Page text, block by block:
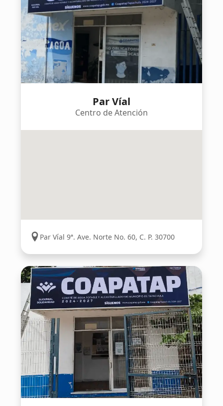
Par Víal
Centro de Atención
Par Víal 9ª. Ave. Norte No. 60, C. P. 30700